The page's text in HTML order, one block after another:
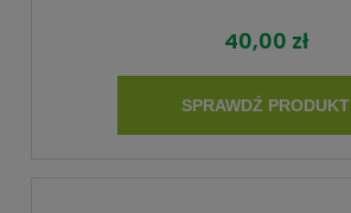
40,00 zł
SPRAWDŹ PRODUKT